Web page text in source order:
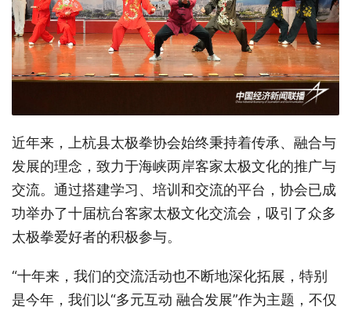
近年来，上杭县太极拳协会始终秉持着传承、融合与
发展的理念，致力于海峡两岸客家太极文化的推广与
交流。通过搭建学习、培训和交流的平台，协会已成
功举办了十届杭台客家太极文化交流会，吸引了众多
太极拳爱好者的积极参与。
“十年来，我们的交流活动也不断地深化拓展，特别
是今年，我们以“多元互动 融合发展”作为主题，不仅